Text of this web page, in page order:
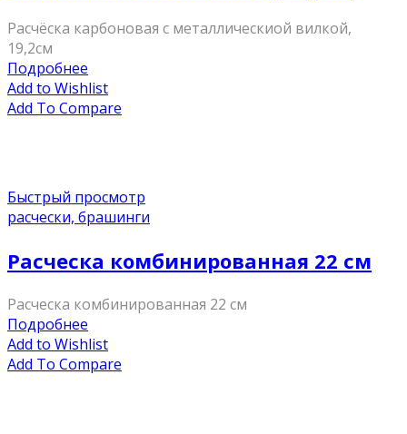
Расчёска карбоновая с металлическиой вилкой,
19,2см
Подробнее
Add to Wishlist
Add To Compare
Быстрый просмотр
расчески, брашинги
Расческа комбинированная 22 см
Расческа комбинированная 22 см
Подробнее
Add to Wishlist
Add To Compare